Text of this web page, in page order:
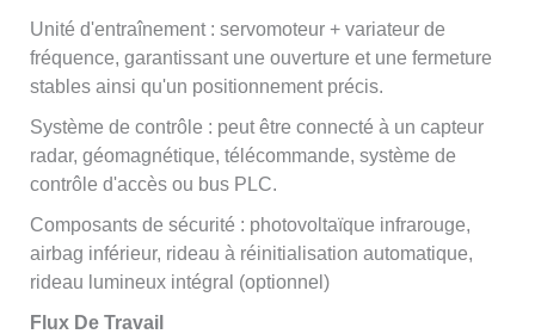
Unité d'entraînement : servomoteur + variateur de
fréquence, garantissant une ouverture et une fermeture
stables ainsi qu'un positionnement précis.
Système de contrôle : peut être connecté à un capteur
radar, géomagnétique, télécommande, système de
contrôle d'accès ou bus PLC.
Composants de sécurité : photovoltaïque infrarouge,
airbag inférieur, rideau à réinitialisation automatique,
rideau lumineux intégral (optionnel)
Flux De Travail